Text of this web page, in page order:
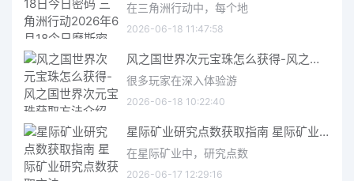
在三角洲行动中，每个地
2026-06-18 11:47:58
风之国世界次元宝珠怎么获得-风之国世界次元宝珠获取方法介绍
很多玩家在深入体验游
2026-06-18 10:22:40
星际矿业研究点数获取指南 星际矿业研究点数获取方法
在星际矿业中，研究点数
2026-06-17 12:29:16